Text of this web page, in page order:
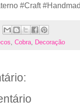
#Craft
, Cobra, Decoração